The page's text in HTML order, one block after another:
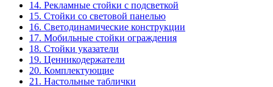
14. Рекламные стойки с подсветкой
15. Стойки со световой панелью
16. Светодинамические конструкции
17. Мобильные стойки ограждения
18. Стойки указатели
19. Ценникодержатели
20. Комплектующие
21. Настольные таблички